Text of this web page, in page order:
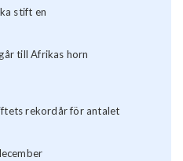
stift en
till Afrikas horn
rekordår för antalet